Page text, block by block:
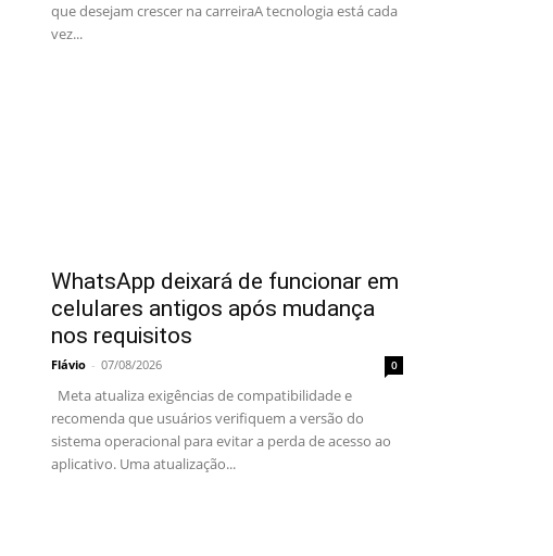
que desejam crescer na carreiraA tecnologia está cada
vez...
WhatsApp deixará de funcionar em
celulares antigos após mudança
nos requisitos
Flávio - 07/08/2026 0
Meta atualiza exigências de compatibilidade e
recomenda que usuários verifiquem a versão do
sistema operacional para evitar a perda de acesso ao
aplicativo. Uma atualização...